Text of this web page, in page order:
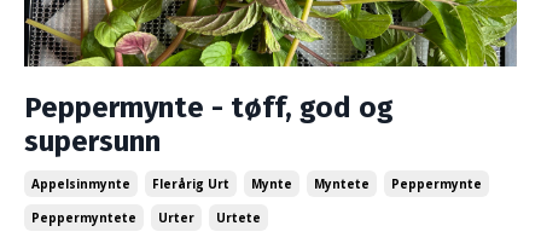
Peppermynte - tøff, god og
supersunn
Appelsinmynte Flerårig Urt Mynte Myntete
Peppermynte
Peppermyntete
Urter Urtete